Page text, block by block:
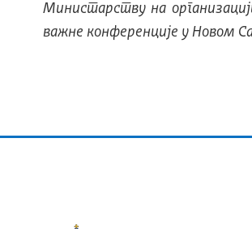
Министарству на
важне конференције у Новом